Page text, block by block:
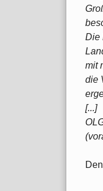
Die
mit
die
[...]